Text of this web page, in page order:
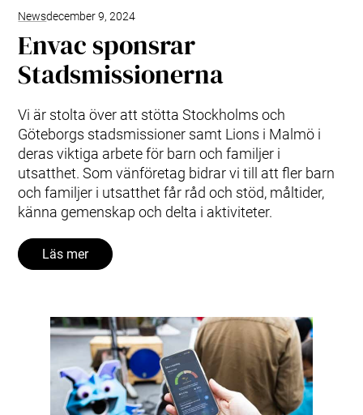
Newsdecember 9, 2024
Envac sponsrar
Stadsmissionerna
Vi är stolta över att stötta Stockholms och
Göteborgs stadsmissioner samt Lions i Malmö i
deras viktiga arbete för barn och familjer i
utsatthet. Som vänföretag bidrar vi till att fler barn
och familjer i utsatthet får råd och stöd, måltider,
känna gemenskap och delta i aktiviteter.
Läs mer